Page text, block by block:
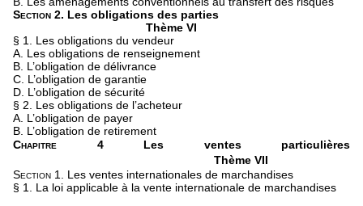
Section 2. Les obligations des parties
Thème VI
§ 1. Les obligations du vendeur
A. Les obligations de renseignement
B. L’obligation de délivrance
C. L’obligation de garantie
D. L’obligation de sécurité
§ 2. Les obligations de l’acheteur
A. L’obligation de payer
B. L’obligation de retirement
Chapitre 4
Les ventes particulières
Thème VII
Section 1.
Les ventes internationales de marchandises
§ 1. La loi applicable à la vente internationale de marchandises